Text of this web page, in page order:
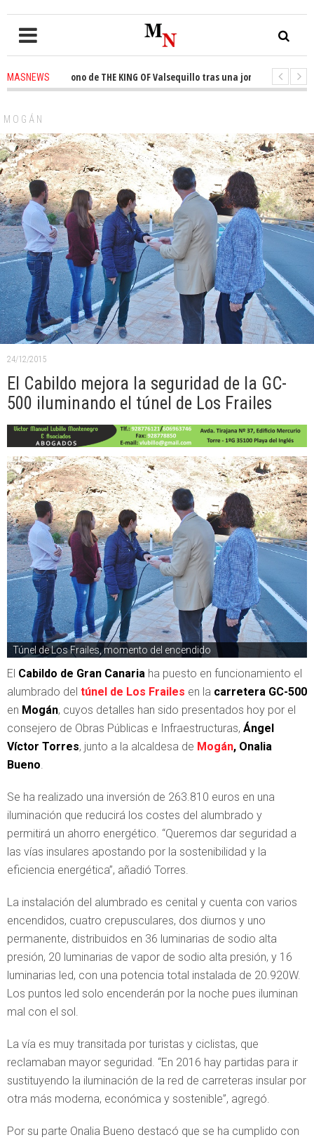
MASNEWS
el trono de THE KING OF Valsequillo tras una jornada de baloncesto
MOGÁN
24/12/2015
El Cabildo mejora la seguridad de la GC-
500 iluminando el túnel de Los Frailes
Túnel de Los Frailes, momento del encendido
El Cabildo de Gran Canaria ha puesto en funcionamiento el
alumbrado del túnel de Los Frailes en la carretera GC-500
en Mogán, cuyos detalles han sido presentados hoy por el
consejero de Obras Públicas e Infraestructuras, Ángel
Víctor Torres, junto a la alcaldesa de Mogán, Onalia
Bueno.
Se ha realizado una inversión de 263.810 euros en una
iluminación que reducirá los costes del alumbrado y
permitirá un ahorro energético. “Queremos dar seguridad a
las vías insulares apostando por la sostenibilidad y la
eficiencia energética”, añadió Torres.
La instalación del alumbrado es cenital y cuenta con varios
encendidos, cuatro crepusculares, dos diurnos y uno
permanente, distribuidos en 36 luminarias de sodio alta
presión, 20 luminarias de vapor de sodio alta presión, y 16
luminarias led, con una potencia total instalada de 20.920W.
Los puntos led solo encenderán por la noche pues iluminan
mal con el sol.
La vía es muy transitada por turistas y ciclistas, que
reclamaban mayor seguridad. “En 2016 hay partidas para ir
sustituyendo la iluminación de la red de carreteras insular por
otra más moderna, económica y sostenible”, agregó.
Por su parte Onalia Bueno destacó que se ha cumplido con